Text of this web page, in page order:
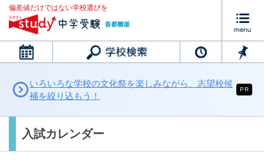
偏差値だけではない学校選びを
カレンダー
いろいろな学校の文化祭を楽しみながら、志望校候
補を絞り込もう！
PR
入試カレンダー